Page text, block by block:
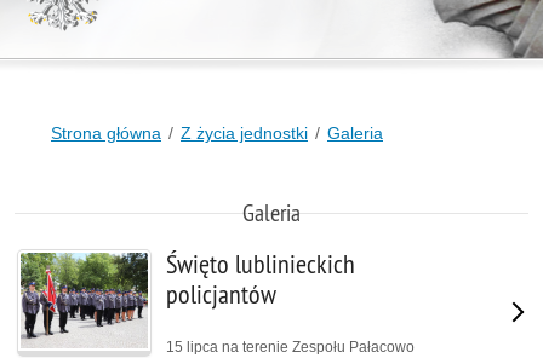
Strona główna Z życia jednostki Galeria
Galeria
Święto lublinieckich
policjantów
15 lipca na terenie Zespołu Pałacowo